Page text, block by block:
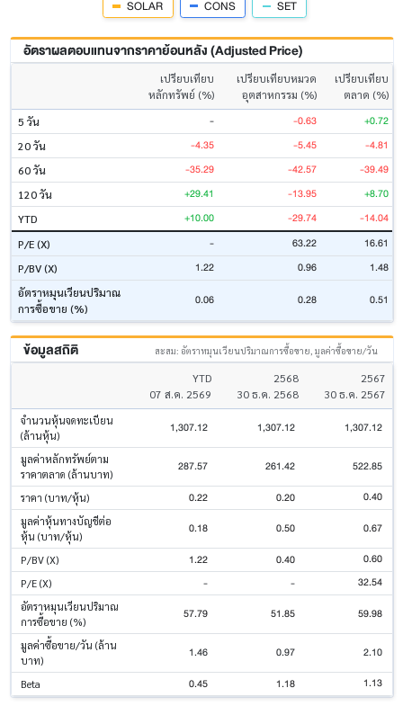
SOLAR CONS SET
อัตราผลตอบแทนจากราคาย้อนหลัง (Adjusted Price)
เปรียบเทียบ
หลักทรัพย์ (%)
เปรียบเทียบหมวด
อุตสาหกรรม (%)
เปรียบเทียบ
ตลาด (%)
5 วัน
- -0.63 +0.72
20 วัน -4.35 -5.45 -4.81
60 วัน -35.29 -42.57 -39.49
120 วัน +29.41 -13.95 +8.70
YTD +10.00 -29.74 -14.04
P/E (X) - 63.22 16.61
P/BV (X) 1.22 0.96 1.48
อัตราหมุนเวียนปริมาณ
การซื้อขาย (%)
0.06 0.28 0.51
ข้อมูลสถิติ สะสม: อัตราหมุนเวียนปริมาณการซื้อขาย, มูลค่าซื้อขาย/วัน
YTD
07 ส.ค. 2569
2568
30 ธ.ค. 2568
2567
30 ธ.ค. 2567
จำนวนหุ้นจดทะเบียน
(ล้านหุ้น)
1,307.12 1,307.12 1,307.12
มูลค่าหลักทรัพย์ตาม
ราคาตลาด (ล้านบาท)
287.57 261.42 522.85
ราคา (บาท/หุ้น) 0.22 0.20 0.40
มูลค่าหุ้นทางบัญชีต่อ
หุ้น (บาท/หุ้น)
0.18 0.50 0.67
P/BV (X) 1.22 0.40 0.60
P/E (X) - - 32.54
อัตราหมุนเวียนปริมาณ
การซื้อขาย (%)
57.79 51.85 59.98
มูลค่าซื้อขาย/วัน (ล้าน
บาท)
1.46 0.97 2.10
Beta 0.45 1.18 1.13